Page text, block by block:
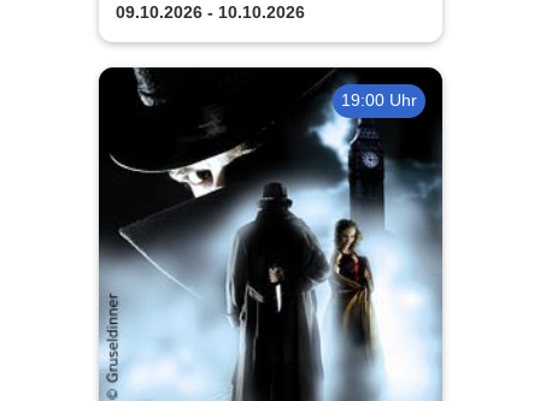
09.10.2026 - 10.10.2026
19:00 Uhr